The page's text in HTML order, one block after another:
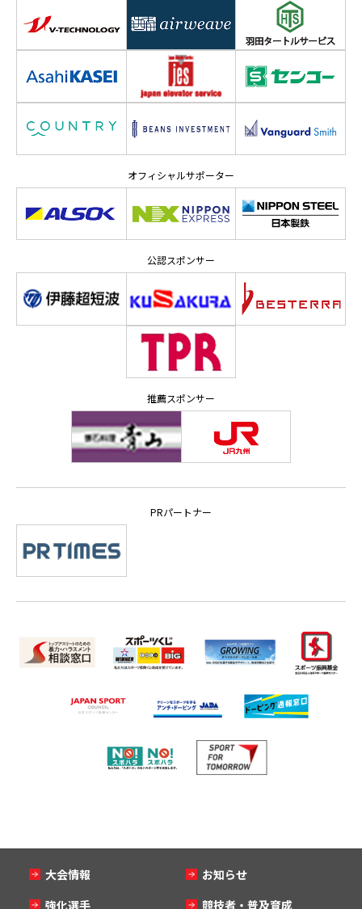
オフィシャルサポーター
公認スポンサー
推薦スポンサー
PRパートナー
大会情報
お知らせ
強化選手
競技者・普及育成